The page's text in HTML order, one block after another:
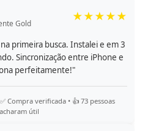
Gold
★★★★★
primeira busca. Instalei e em 3
Sincronização entre iPhone e
perfeitamente!"
Compra verificada • 👍 73 pessoas
acharam útil